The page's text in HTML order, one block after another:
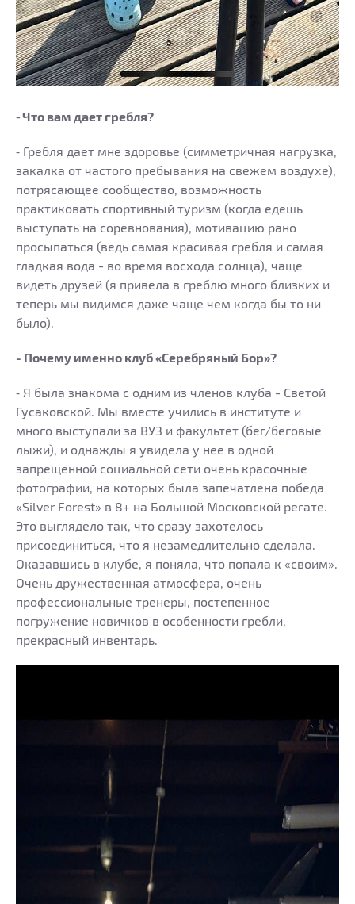
⁃ Что вам дает гребля?
⁃ Гребля дает мне здоровье (симметричная нагрузка,
закалка от частого пребывания на свежем воздухе),
потрясающее сообщество, возможность
практиковать спортивный туризм (когда едешь
выступать на соревнования), мотивацию рано
просыпаться (ведь самая красивая гребля и самая
гладкая вода - во время восхода солнца), чаще
видеть друзей (я привела в греблю много близких и
теперь мы видимся даже чаще чем когда бы то ни
было).
- Почему именно клуб «Серебряный Бор»?
⁃ Я была знакома с одним из членов клуба - Светой
Гусаковской. Мы вместе учились в институте и
много выступали за ВУЗ и факультет (бег/беговые
лыжи), и однажды я увидела у нее в одной
запрещенной социальной сети очень красочные
фотографии, на которых была запечатлена победа
«Silver Forest» в 8+ на Большой Московской регате.
Это выглядело так, что сразу захотелось
присоединиться, что я незамедлительно сделала.
Оказавшись в клубе, я поняла, что попала к «своим».
Очень дружественная атмосфера, очень
профессиональные тренеры, постепенное
погружение новичков в особенности гребли,
прекрасный инвентарь.